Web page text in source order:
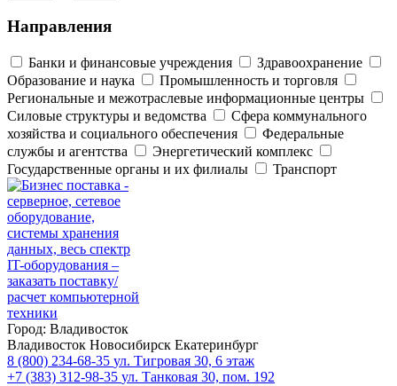
Направления
Банки и финансовые учреждения
Здравоохранение
Образование и наука
Промышленность и торговля
Региональные и межотраслевые информационные центры
Силовые структуры и ведомства
Сфера коммунального
хозяйства и социального обеспечения
Федеральные
службы и агентства
Энергетический комплекс
Государственные органы и их филиалы
Транспорт
Город: Владивосток
Владивосток Новосибирск Екатеринбург
8 (800) 234-68-35 ул. Тигровая 30, 6 этаж
+7 (383) 312-98-35 ул. Танковая 30, пом. 192